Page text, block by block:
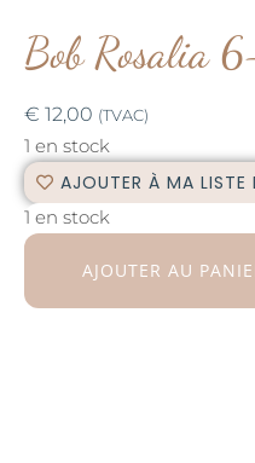
Bob Rosalia
€ 12,00 (TVAC)
1 en stock
AJOUTER À MA LISTE
1 en stock
AJOUTER AU